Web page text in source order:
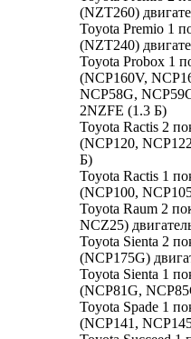
(NZT260)
Toyota Premio 1
(NZT240)
Toyota Probox 1
(NCP160V,
NCP58G,
2NZFE (1.3 Б)
Toyota Ractis 2
(NCP120,
Б)
Toyota Ractis 1
(NCP100,
Toyota Raum 2
NCZ25)
Toyota Sienta 2
(NCP175G)
Toyota Sienta 1
(NCP81G,
Toyota Spade 1
(NCP141,